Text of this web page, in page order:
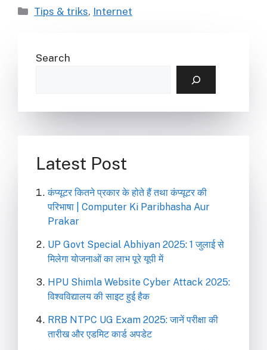
Categories
Tips & triks, Internet
Search
Latest Post
कंप्यूटर कितने प्रकार के होते हैं तथा कंप्यूटर की
परिभाषा | Computer Ki Paribhasha Aur
Prakar
UP Govt Special Abhiyan 2025: 1 जुलाई से
मिलेगा योजनाओं का लाभ पूरे यूपी में
HPU Shimla Website Cyber Attack 2025:
विश्वविद्यालय की साइट हुई हैक
RRB NTPC UG Exam 2025: जानें परीक्षा की
तारीख और एडमिट कार्ड अपडेट